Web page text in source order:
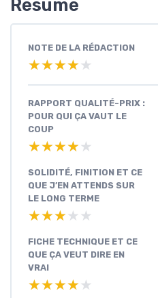
Résumé
NOTE DE LA RÉDACTION
★★★★★
★★★★★
RAPPORT QUALITÉ-PRIX :
POUR QUI ÇA VAUT LE
COUP
★★★★★
★★★★★
SOLIDITÉ, FINITION ET CE
QUE J’EN ATTENDS SUR
LE LONG TERME
★★★★★
★★★★★
FICHE TECHNIQUE ET CE
QUE ÇA VEUT DIRE EN
VRAI
★★★★★
★★★★★